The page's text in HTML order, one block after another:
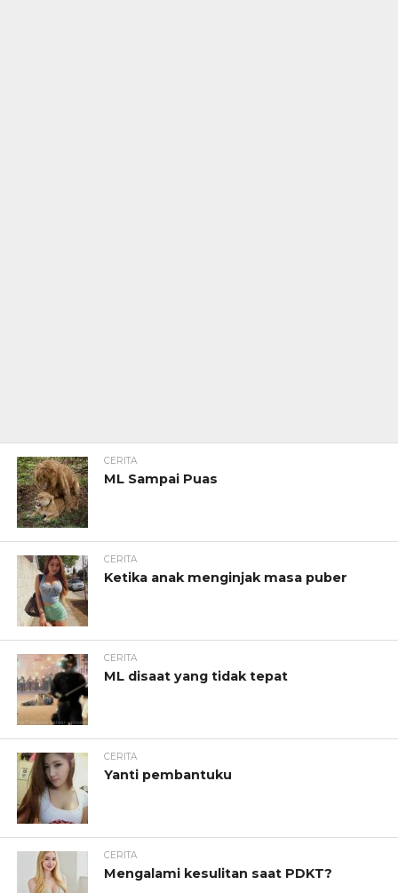
CERITA
ML Sampai Puas
CERITA
Ketika anak menginjak masa puber
CERITA
ML disaat yang tidak tepat
CERITA
Yanti pembantuku
CERITA
Mengalami kesulitan saat PDKT?